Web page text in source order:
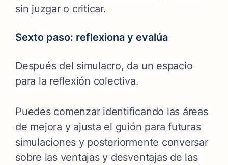
sin juzgar o criticar.
Sexto paso: reflexiona y evalúa
Después del simulacro, da un espacio
para la reflexión colectiva.
Puedes comenzar identificando las áreas
de mejora y ajusta el guión para futuras
simulaciones y posteriormente conversar
sobre las ventajas y desventajas de las